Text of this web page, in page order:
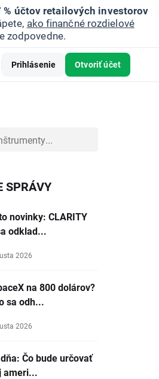
% účtov retailových investorov
ako finančné rozdielové
zodpovedne.
Prihlásenie Otvoriť účet
SPRÁVY
novinky: CLARITY
odklad...
2026
na 800 dolárov?
sa odh...
2026
Čo bude určovať
ameri...